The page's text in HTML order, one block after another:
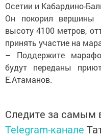
Осетии и Кабардино-
Он покорил вершины
высоту 4100 метров,
принять участие на
– Поддержите
будут переданы
Е.Атаманов.
Следите за самым
Telegram-канале